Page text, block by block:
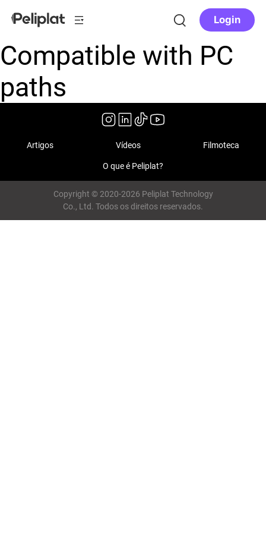
Login
Compatible with PC
paths
Artigos Vídeos Filmoteca
O que é Peliplat?
Copyright © 2020-2026 Peliplat Technology
Co., Ltd. Todos os direitos reservados.